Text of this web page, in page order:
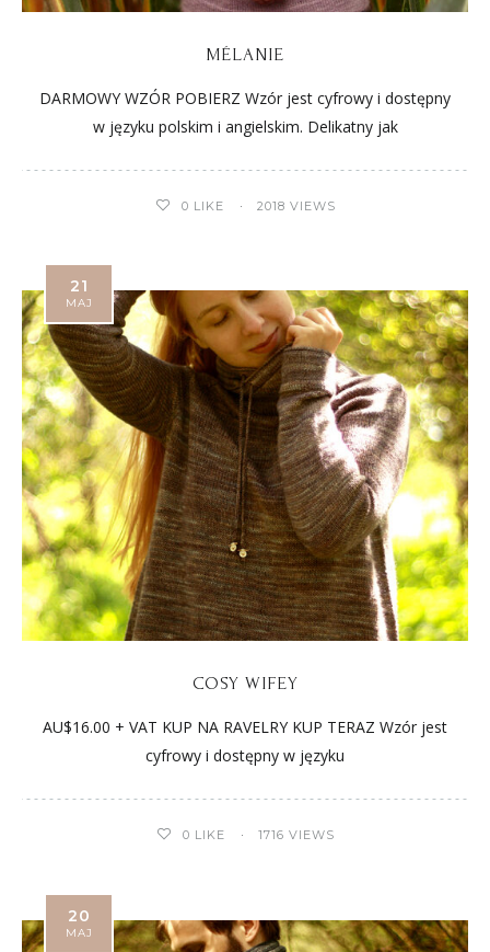
MÉLANIE
DARMOWY WZÓR POBIERZ Wzór jest cyfrowy i dostępny
w języku polskim i angielskim. Delikatny jak
0 LIKE 2018 VIEWS
21
MAJ
COSY WIFEY
AU$16.00 + VAT KUP NA RAVELRY KUP TERAZ Wzór jest
cyfrowy i dostępny w języku
0 LIKE 1716 VIEWS
20
MAJ